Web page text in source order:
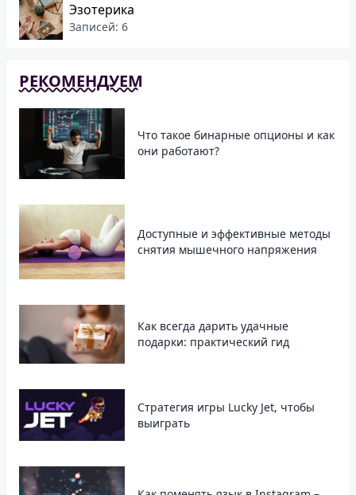
Эзотерика
Записей: 6
РЕКОМЕНДУЕМ
Что такое бинарные опционы и как
они работают?
Доступные и эффективные методы
снятия мышечного напряжения
Как всегда дарить удачные
подарки: практический гид
Стратегия игры Lucky Jet, чтобы
выиграть